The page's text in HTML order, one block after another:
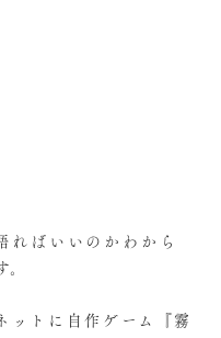
ればいいのかわから
トに自作ゲーム『霧